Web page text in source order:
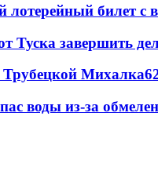
лотерейный билет
Туска завершить
Трубецкой Михалка
воды из-за